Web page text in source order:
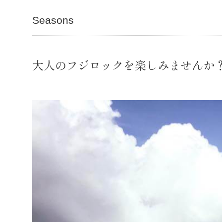
Seasons
大人のフジロックを楽しみませんか